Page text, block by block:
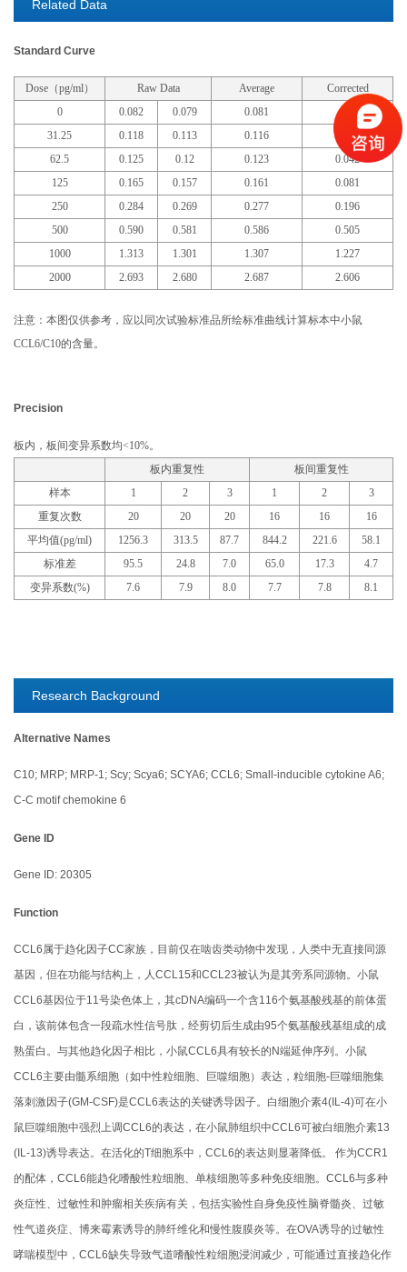
Related Data
Standard Curve
Dose（pg/ml） Raw Data Average
Corrected
0
0.082 0.079
0.081
31.25
0.118 0.113 0.116
0.035
62.5
0.125 0.12 0.123
0.042
125
0.165 0.157 0.161
0.081
250
0.284 0.269 0.277
0.196
500
0.590 0.581 0.586
0.505
1000
1.313 1.301 1.307
1.227
2000
2.693 2.680 2.687 2.606
注意：本图仅供参考，应以同次试验标准品所绘标准曲线计算标本中小鼠
CCL6/C10的含量。
Precision
板内，板间变异系数均<10%。
板内重复性
板间重复性
样本
1 2 3 1 2
3
重复次数
20 20 20 16 16
16
平均值(pg/ml)
1256.3 313.5 87.7 844.2 221.6
58.1
标准差
95.5 24.8 7.0 65.0 17.3
4.7
变异系数(%)
7.6 7.9 8.0 7.7 7.8 8.1
Research Background
Alternative Names
C10; MRP; MRP-1; Scy; Scya6; SCYA6; CCL6; Small-inducible cytokine A6;
C-C motif chemokine 6
Gene ID
Gene ID: 20305
Function
CCL6属于趋化因子CC家族，目前仅在啮齿类动物中发现，人类中无直接同源
基因，但在功能与结构上，人CCL15和CCL23被认为是其旁系同源物。小鼠
CCL6基因位于11号染色体上，其cDNA编码一个含116个氨基酸残基的前体蛋
白，该前体包含一段疏水性信号肽，经剪切后生成由95个氨基酸残基组成的成
熟蛋白。与其他趋化因子相比，小鼠CCL6具有较长的N端延伸序列。小鼠
CCL6主要由髓系细胞（如中性粒细胞、巨噬细胞）表达，粒细胞-巨噬细胞集
落刺激因子(GM-CSF)是CCL6表达的关键诱导因子。白细胞介素4(IL-4)可在小
鼠巨噬细胞中强烈上调CCL6的表达，在小鼠肺组织中CCL6可被白细胞介素13
(IL-13)诱导表达。在活化的T细胞系中，CCL6的表达则显著降低。 作为CCR1
的配体，CCL6能趋化嗜酸性粒细胞、单核细胞等多种免疫细胞。CCL6与多种
炎症性、过敏性和肿瘤相关疾病有关，包括实验性自身免疫性脑脊髓炎、过敏
性气道炎症、博来霉素诱导的肺纤维化和慢性腹膜炎等。在OVA诱导的过敏性
哮喘模型中，CCL6缺失导致气道嗜酸性粒细胞浸润减少，可能通过直接趋化作